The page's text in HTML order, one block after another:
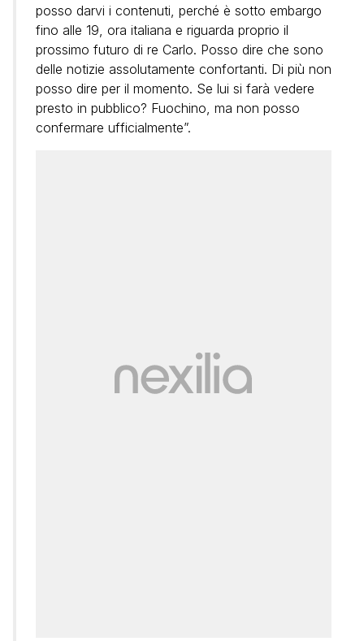
posso darvi i contenuti, perché è sotto embargo
fino alle 19, ora italiana e riguarda proprio il
prossimo futuro di re Carlo. Posso dire che sono
delle notizie assolutamente confortanti. Di più non
posso dire per il momento. Se lui si farà vedere
presto in pubblico? Fuochino, ma non posso
confermare ufficialmente”.